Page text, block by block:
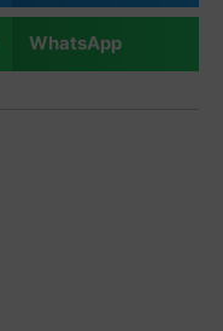
WhatsApp